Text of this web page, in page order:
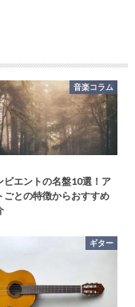
音楽コラム
ビエントの名盤10選！ア
ごとの特徴からおすすめ
ギター